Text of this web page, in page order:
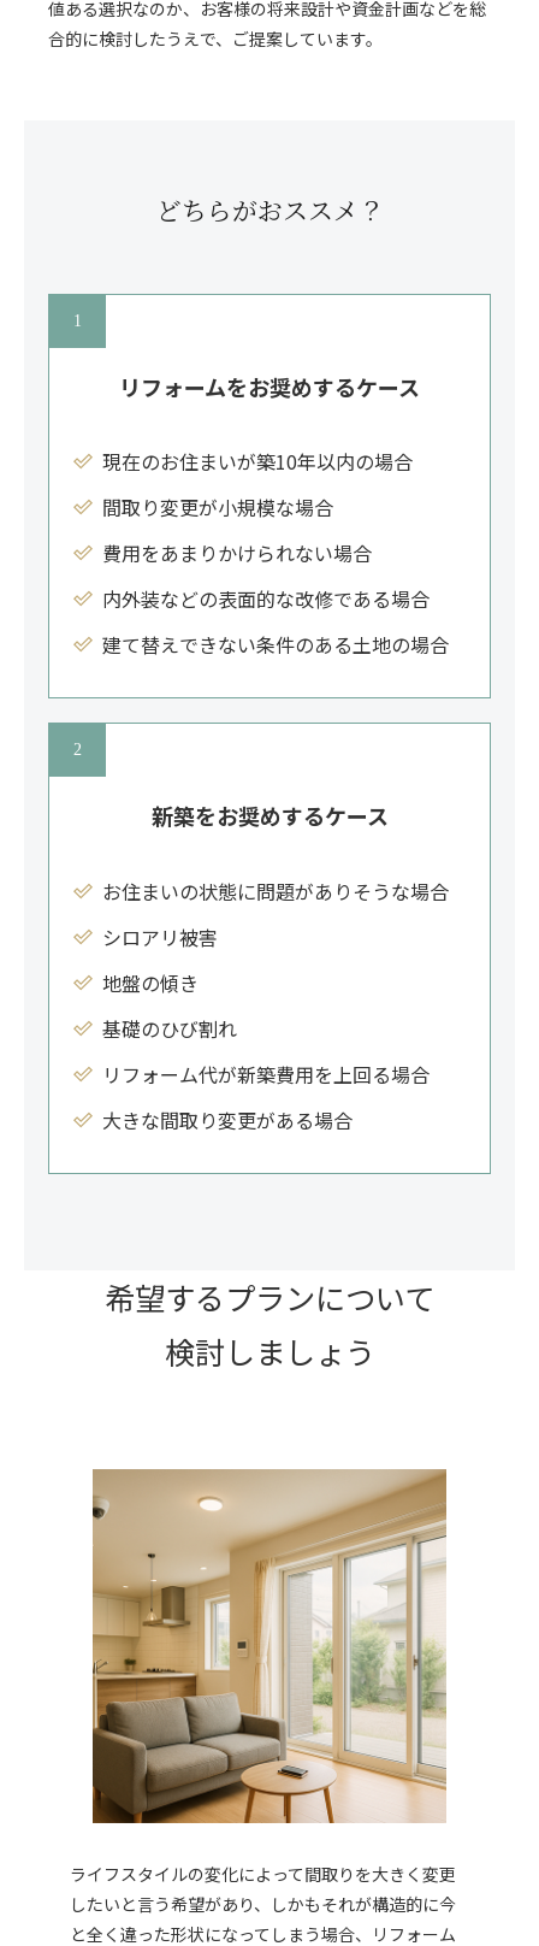
値ある選択なのか、お客様の将来設計や資金計画などを総
合的に検討したうえで、ご提案しています。
どちらがおススメ？
リフォームをお奨めするケース
現在のお住まいが築10年以内の場合
間取り変更が小規模な場合
費用をあまりかけられない場合
内外装などの表面的な改修である場合
建て替えできない条件のある土地の場合
新築をお奨めするケース
お住まいの状態に問題がありそうな場合
シロアリ被害
地盤の傾き
基礎のひび割れ
リフォーム代が新築費用を上回る場合
大きな間取り変更がある場合
希望するプランについて
検討しましょう
ライフスタイルの変化によって間取りを大きく変更
したいと言う希望があり、しかもそれが構造的に今
と全く違った形状になってしまう場合、リフォーム